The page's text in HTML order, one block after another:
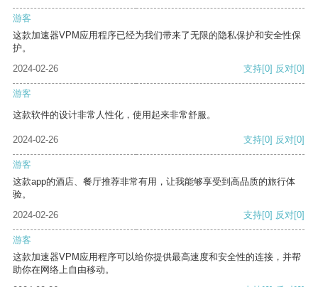
游客
这款加速器VPM应用程序已经为我们带来了无限的隐私保护和安全性保
护。
2024-02-26
支持[0] 反对[0]
游客
这款软件的设计非常人性化，使用起来非常舒服。
2024-02-26 支持[0] 反对[0]
游客
这款app的酒店、餐厅推荐非常有用，让我能够享受到高品质的旅行体
验。
2024-02-26
支持[0] 反对[0]
游客
这款加速器VPM应用程序可以给你提供最高速度和安全性的连接，并帮
助你在网络上自由移动。